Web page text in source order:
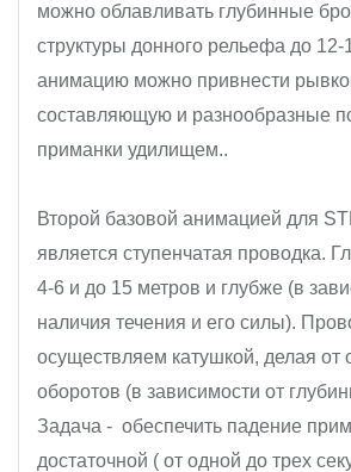
можно облавливать глубинные
структуры донного рельефа до
анимацию можно привнести
составляющую и разнообразные
приманки удилищем..
Второй базовой анимацией для
является ступенчатая проводка.
4-6 и до 15 метров и глубже (в
наличия течения и его силы).
осуществляем катушкой, делая от
оборотов (в зависимости от
Задача - обеспечить падение
достаточной ( от одной до трех